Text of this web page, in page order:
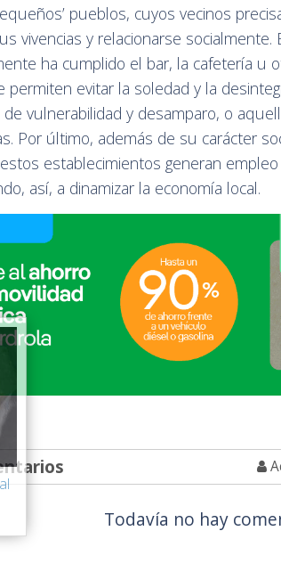
pueblos, cuyos vecinos
vivencias y relacionarse
ha cumplido el bar, la cafetería u
permiten evitar la soledad y la
vulnerabilidad y desamparo, o
Por último, además de su carácter
establecimientos generan empleo
así, a dinamizar la economía local.
Todavía no hay